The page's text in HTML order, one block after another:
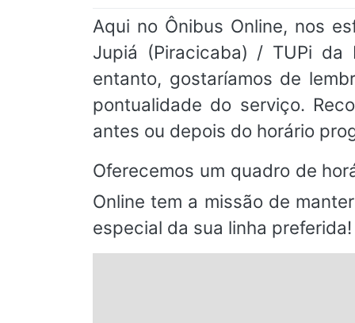
Aqui no Ônibus Online, nos
Jupiá (Piracicaba) / TUPi da
entanto, gostaríamos de
pontualidade do serviço.
antes ou depois do horário
Oferecemos um quadro de
Online tem a missão de
especial da sua linha preferida!